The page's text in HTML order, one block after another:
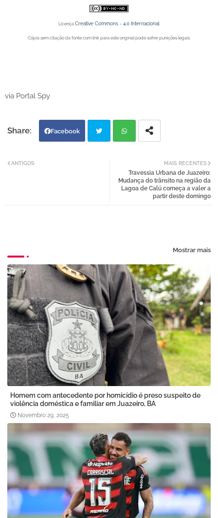
Licença Creative Commons - 4.0 Internacional
Cópia sem citação da fonte com link para este original pode sofrer punições legais.
via Portal Spy
Facebook
atsa
MAIS RECENTES
Travessia Urbana de Juazeiro:
Mudança do trânsito na região da
Lagoa de Calú começa a valer a
partir deste domingo
ANTIGOS
Mostrar mais
Homem com antecedente por homicídio é preso suspeito de
violência doméstica e familiar em Juazeiro, BA
Novembro 29, 2025